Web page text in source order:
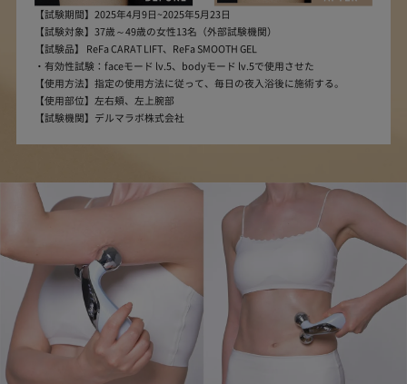
【試験期間】2025年4月9日~2025年5月23日
【試験対象】37歳～49歳の女性13名（外部試験機関）
【試験品】 ReFa CARAT LIFT、ReFa SMOOTH GEL
・有効性試験：faceモード lv.5、bodyモード lv.5で使用させた
【使用方法】指定の使用方法に従って、毎日の夜入浴後に施術する。
【使用部位】左右頬、左上腕部
【試験機関】デルマラボ株式会社